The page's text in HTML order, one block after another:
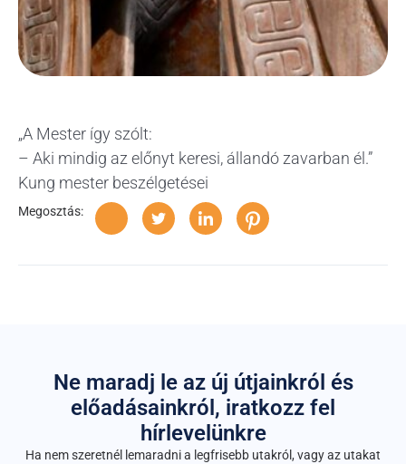
„A Mester így szólt:
– Aki mindig az előnyt keresi, állandó zavarban él.”
Kung mester beszélgetései
Megosztás:
Ne maradj le az új útjainkról és
előadásainkról, iratkozz fel
hírlevelünkre
Ha nem szeretnél lemaradni a legfrisebb utakról, vagy az utakat